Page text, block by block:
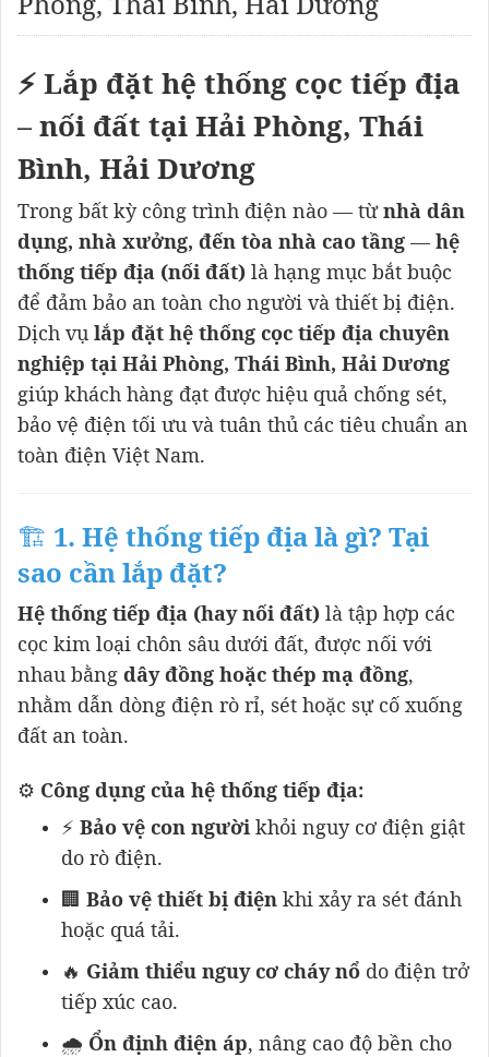
⚡Lắp đặt hệ thống cọc tiếp địa
– nối đất tại Hải Phòng, Thái
Bình, Hải Dương
Trong bất kỳ công trình điện nào — từnhà dân
dụng, nhà xưởng, đến tòa nhà cao tầng — hệ
thống tiếp địa (nối đất) là hạng mục bắt buộc
để đảm bảo an toàn cho người và thiết bị điện.
Dịch vụ lắp đặt hệ thống cọc tiếp địa chuyên
nghiệp tại Hải Phòng, Thái Bình, Hải Dương
giúp khách hàng đạt được hiệu quả chống sét,
bảo vệ điện tối ưu và tuân thủ các tiêu chuẩn an
toàn điện Việt Nam.
🏗️ 1. Hệ thống tiếp địa là gì? Tại
sao cần lắp đặt?
Hệ thống tiếp địa (hay nối đất) là tập hợp các
cọc kim loại chôn sâu dưới đất, được nối với
nhau bằng dây đồng hoặc thép mạ đồng,
nhằm dẫn dòng điện rò rỉ, sét hoặc sự cố xuống
đất an toàn.
⚙️ Công dụng của hệ thống tiếp địa:
⚡ Bảo vệ con người khỏi nguy cơ điện giật
do rò điện.
🏢 Bảo vệ thiết bị điện khi xảy ra sét đánh
hoặc quá tải.
🔥 Giảm thiểu nguy cơ cháy nổ do điện trở
tiếp xúc cao.
🌧️ Ổn định điện áp, nâng cao độ bền cho